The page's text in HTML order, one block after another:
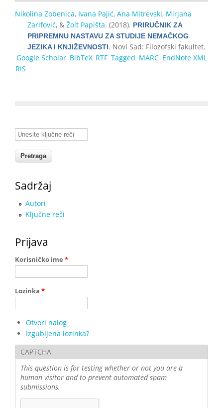
Nikolina Zobenica, Ivana Pajić, Ana Mitrevski, Mirjana
Zarifović, & Žolt Papišta. (2018). PRIRUČNIK ZA
PRIPREMNU NASTAVU ZA STUDIJE NEMAČKOG
JEZIKA I KNJIŽEVNOSTI. Novi Sad: Filozofski fakultet.
Google Scholar BibTeX RTF Tagged MARC EndNote XML
RIS
Unesite ključne reči
Sadržaj
Autori
Ključne reči
Prijava
Korisničko ime *
Lozinka *
Otvori nalog
Izgubljena lozinka?
CAPTCHA
This question is for testing whether or not you are a
human visitor and to prevent automated spam
submissions.